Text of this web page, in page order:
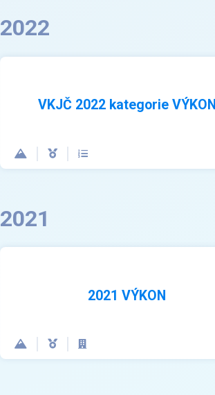
2022
VKJČ 2022 kategorie VÝKON
2021
2021 VÝKON